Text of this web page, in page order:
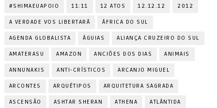
#SHIMAEUAPOIO 11:11 12 ATOS 12.12.12 2012
A VERDADE VOS LIBERTARÁ ÁFRICA DO SUL
AGENDA GLOBALISTA ÁGUIAS ALIANÇA CRUZEIRO DO SUL
AMATERASU AMAZON ANCIÕES DOS DIAS ANIMAIS
ANNUNAKIS ANTI-CRÍSTICOS ARCANJO MIGUEL
ARCONTES ARQUÉTIPOS ARQUITETURA SAGRADA
ASCENSÃO ASHTAR SHERAN ATHENA ATLÂNTIDA